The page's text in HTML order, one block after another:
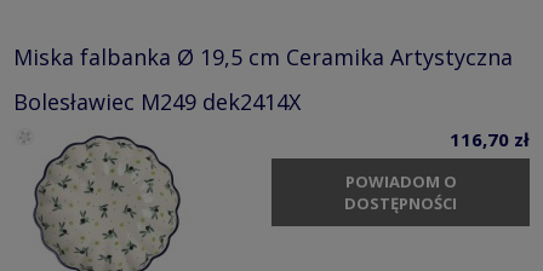
Miska falbanka Ø 19,5 cm Ceramika Artystyczna
Bolesławiec M249 dek2414X
116,70 zł
POWIADOM O
DOSTĘPNOŚCI